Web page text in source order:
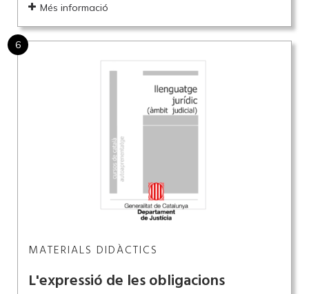
Més informació
6
MATERIALS DIDÀCTICS
L'expressió de les obligacions